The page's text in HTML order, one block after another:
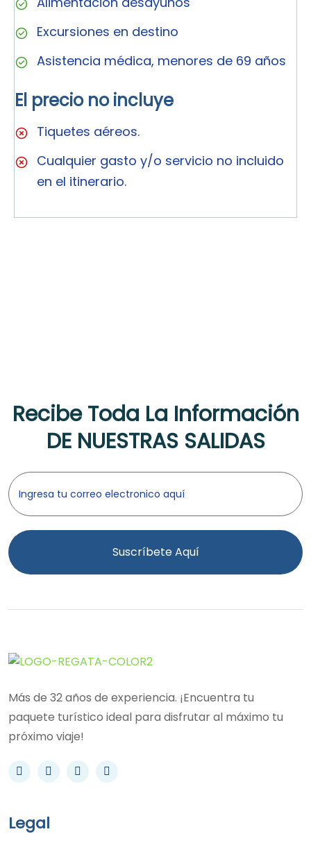
Excursiones en destino
Asistencia médica, menores de 69 años
El precio no incluye
Tiquetes aéreos.
Cualquier gasto y/o servicio no incluido
en el itinerario.
Recibe Toda La Información
DE NUESTRAS SALIDAS
Suscríbete Aquí
Más de 32 años de experiencia. ¡Encuentra tu
paquete turístico ideal para disfrutar al máximo tu
próximo viaje!
Legal